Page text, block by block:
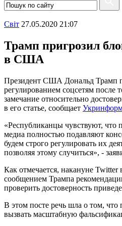
Свiт 27.05.2020 21:07
Трамп пригрозил
в США
Президент США Дональд Трамп
регулированием соцсетям после
замечание относительно
в его статье, сообщает
«Республиканцы чувствуют, что
медиа полностью подавляют
будем строго регулировать их
позволяя этому случиться», -
Как отмечается, накануне Twitter
сообщением Трампа
проверить достоверность
В этом посте речь шла о том, что
вызвать масштабную